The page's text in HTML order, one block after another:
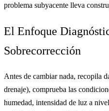
problema subyacente lleva
El Enfoque
Sobrecorrección
Antes de cambiar nada, recopila
drenaje), comprueba las
humedad, intensidad de luz a